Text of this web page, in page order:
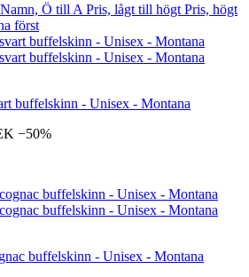
Namn, Ö till A Pris, lågt till högt Pris, högt
först
buffelskinn - Unisex - Montana
−50%
buffelskinn - Unisex - Montana